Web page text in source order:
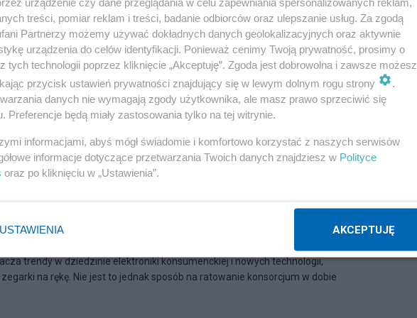
trendy w dziedzinie elektroniki konsumenckiej i nowych technologii,
na rękę. Nie jest to jednak sposób na ratowanie konsorcjum w dobie
treści, pomiar reklam i treści, badanie odbiorców oraz ulepszanie usług. Za zgodą
Partnerzy możemy używać dokładnych danych geolokalizacyjnych oraz aktywnie
urządzenia do celów identyfikacji. Ponieważ cenimy Twoją prywatność, prosimy o
tych technologii poprzez kliknięcie „Akceptuję”. Zgoda jest dobrowolna i zawsze możesz
przycisk ustawień prywatności znajdujący się w lewym dolnym rogu strony
.
danych nie wymagają zgody użytkownika, ale masz prawo sprzeciwić się
Preferencje będą miały zastosowania tylko na tej witrynie.
informacjami, abyś mógł świadomie i komfortowo korzystać z naszych serwisów
informacje dotyczące przetwarzania Twoich danych znajdziesz w Polityce
oraz po kliknięciu w „Ustawienia”.
USTAWIENIA AKCEPTUJĘ